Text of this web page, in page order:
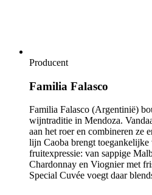
Producent
Familia Falasco
Familia Falasco (Argentinië)
wijntraditie in Mendoza.
aan het roer en combineren ze
lijn Caoba brengt
fruitexpressie: van sappige
Chardonnay en Viognier met
Special Cuvée voegt daar